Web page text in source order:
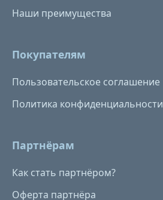
Наши преимущества
Покупателям
Пользовательское соглашение
Политика конфиденциальности
Партнёрам
Как стать партнёром?
Оферта партнёра